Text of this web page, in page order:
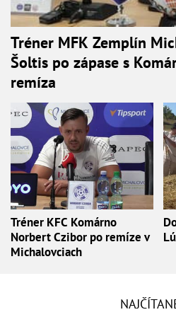
Tréner MFK Zemplín
Šoltis po zápase s
remíza
Tréner KFC Komárno
Norbert Czibor po remíze v
Michalovciach